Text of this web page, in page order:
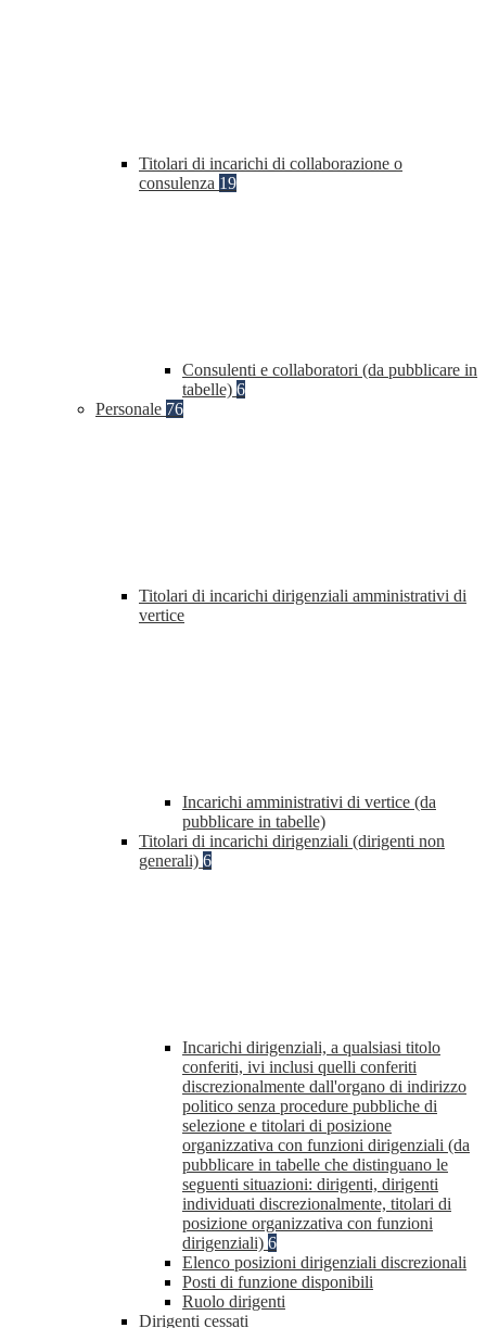
Titolari di incarichi di collaborazione o
consulenza 19
Consulenti e collaboratori (da pubblicare in
tabelle) 6
Personale 76
Titolari di incarichi dirigenziali amministrativi di
vertice
Incarichi amministrativi di vertice (da
pubblicare in tabelle)
Titolari di incarichi dirigenziali (dirigenti non
generali) 6
Incarichi dirigenziali, a qualsiasi titolo
conferiti, ivi inclusi quelli conferiti
discrezionalmente dall'organo di indirizzo
politico senza procedure pubbliche di
selezione e titolari di posizione
organizzativa con funzioni dirigenziali (da
pubblicare in tabelle che distinguano le
seguenti situazioni: dirigenti, dirigenti
individuati discrezionalmente, titolari di
posizione organizzativa con funzioni
dirigenziali) 6
Elenco posizioni dirigenziali discrezionali
Posti di funzione disponibili
Ruolo dirigenti
Dirigenti cessati